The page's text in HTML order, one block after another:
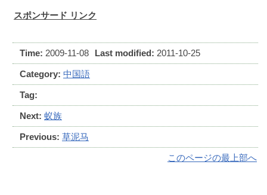
スポンサード リンク
Time: 2009-11-08 Last modified: 2011-10-25
Category: 中国語
Tag:
Next: 蚁族
Previous: 草泥马
このページの最上部へ